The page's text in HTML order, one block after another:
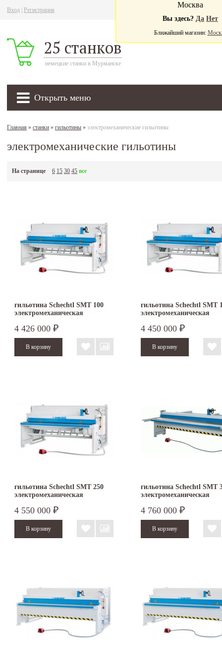
Вход Регистрация
25 станков
немецкие станки в Мурманске
Открыть меню
Москва
Вы здесь? Да Нет
Ближайший магазин:
Главная » станки » гильотины » электромеханические гильотины
электромеханические гильотины
На странице 6 15 30 45 все
гильотина Schechtl SMT 100
электромеханическая
4 426 000 ₽
гильотина Schechtl SMT
электромеханическая
4 450 000 ₽
гильотина Schechtl SMT 250
электромеханическая
4 550 000 ₽
гильотина Schechtl SMT
электромеханическая
4 760 000 ₽